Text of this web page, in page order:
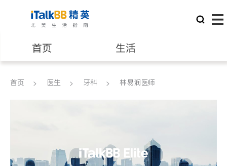
首页 生活
医生 律师
首页 医生 牙科 林易润医师